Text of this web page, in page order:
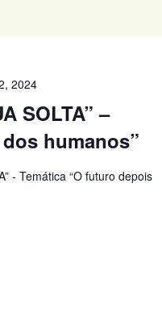
SOLTA” –
humanos”
2024
- Temática “O futuro depois